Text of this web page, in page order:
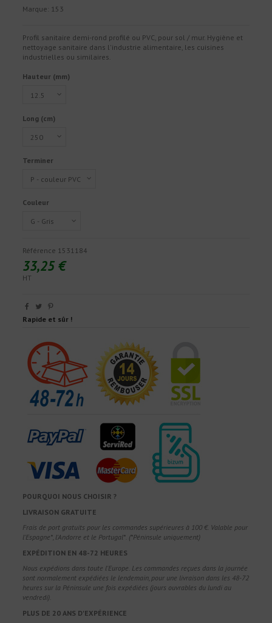
Marque: 153
Profil sanitaire demi-rond profilé ou PVC, pour sol / mur. Hygiène et
nettoyage sanitaire dans l'industrie alimentaire, les cuisines
industrielles ou similaires.
Hauteur (mm)
Long (cm)
Terminer
Couleur
Référence 1531184
33,25 €
HT
Rapide et sûr !
POURQUOI NOUS CHOISIR ?
LIVRAISON GRATUITE
Frais de port gratuits pour les commandes supérieures à 100 €. Valable pour
l'Espagne*, l'Andorre et le Portugal*. (*Péninsule uniquement)
EXPÉDITION EN 48-72 HEURES
Nous expédions dans toute l'Europe. Les commandes reçues dans la journée
sont normalement expédiées le lendemain, pour une livraison dans les 48-72
heures sur la Péninsule une fois expédiées (jours ouvrables du lundi au
vendredi).
PLUS DE 20 ANS D'EXPÉRIENCE